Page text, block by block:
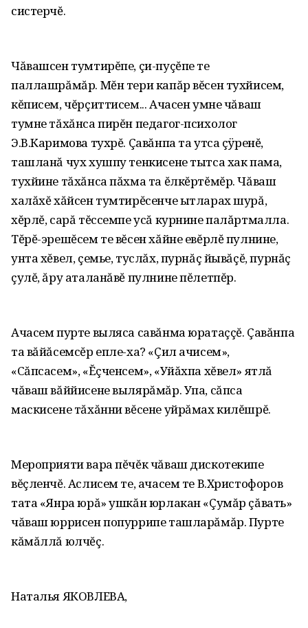
систерчĕ.
Чăвашсен тумтирĕпе‚ çи-пуçĕпе те
паллашрăмăр. Мĕн тери капăр вĕсен тухйисем‚
кĕписем‚ чĕрçиттисем... Ачасен умне чăваш
тумне тăхăнса пирĕн педагог-психолог
Э.В.Каримова тухрĕ. Çавăнпа та утса çÿренĕ‚
ташланă чух хушпу тенкисене тытса хак пама‚
тухйине тăхăнса пăхма та ĕлкĕртĕмĕр. Чăваш
халăхĕ хăйсен тумтирĕсенче ытларах шурă‚
хĕрлĕ‚ сарă тĕссемпе усă курнине палăртмалла.
Тĕрĕ-эрешĕсем те вĕсен хăйне евĕрлĕ пулнине‚
унта хĕвел‚ çемье‚ туслăх‚ пурнăç йывăçĕ‚ пурнăç
çулĕ‚ ăру аталанăвĕ пулнине пĕлетпĕр.
Ачасем пурте выляса савăнма юратаççĕ. Çавăнпа
та вăйăсемсĕр епле-ха? «Çил ачисем»‚
«Сăпсасем»‚ «Ĕçченсем»‚ «Уйăхпа хĕвел» ятлă
чăваш вăййисене вылярăмăр. Упа‚ сăпса
маскисене тăхăнни вĕсене уйрăмах килĕшрĕ.
Мероприяти вара пĕчĕк чăваш дискотекипе
вĕçленчĕ. Аслисем те‚ ачасем те В.Христофоров
тата «Янра юрă» ушкăн юрлакан «Çумăр çăвать»
чăваш юррисен попуррипе ташларăмăр. Пурте
кăмăллă юлчĕç.
Наталья ЯКОВЛЕВА‚